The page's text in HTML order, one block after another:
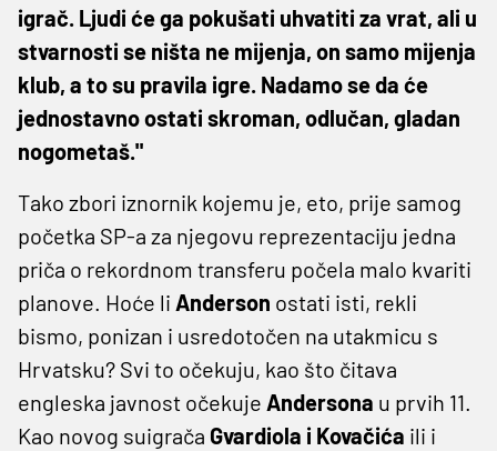
igrač. Ljudi će ga pokušati uhvatiti za vrat, ali u
stvarnosti se ništa ne mijenja, on samo mijenja
klub, a to su pravila igre. Nadamo se da će
jednostavno ostati skroman, odlučan, gladan
nogometaš."
Tako zbori iznornik kojemu je, eto, prije samog
početka SP-a za njegovu reprezentaciju jedna
priča o rekordnom transferu počela malo kvariti
planove. Hoće li Anderson ostati isti, rekli
bismo, ponizan i usredotočen na utakmicu s
Hrvatsku? Svi to očekuju, kao što čitava
engleska javnost očekuje Andersona u prvih 11.
Kao novog suigrača Gvardiola i Kovačića ili i